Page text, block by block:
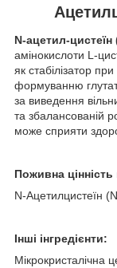
N-ацетил-цистеїн
амінокислоти L-
як стабілізатор
формуванню
за виведення
та збалансованій
може сприяти
Поживна цінність
N-Ацетилцистеїн
Інші інгредієнти:
Мікрокристалічна